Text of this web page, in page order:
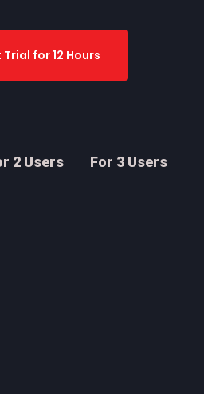
for 12 Hours
2 Users For 3 Users